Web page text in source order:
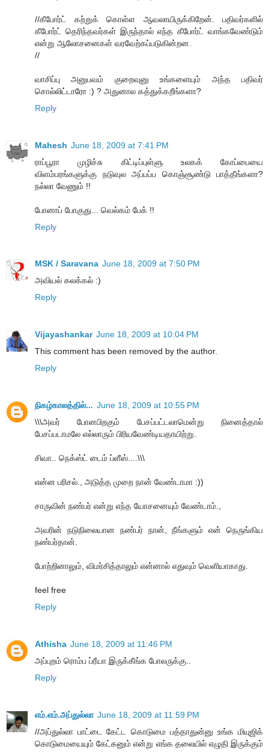
//கீபோர்ட் கற்றுக் கொள்ள ஆவலாயிருக்கிறேன். பதிவர்களில்
கீபோர்ட் தெரிந்தவர்கள் இருந்தால் எந்த கீபோர்ட் வாங்கவேண்டும்
என்று ஆலோசனைகள் வரவேற்கப்படுகின்றன.
//
வாசிப்பு அனுபவம் குறைவுனு உங்களையும் அந்த பதிவர்
சொல்லிட்டாரோ :) ? அதுனால கத்துக்கறீங்களா?
Reply
Mahesh June 18, 2009 at 7:41 PM
ராப்பூரா முழிச்சு கிட்டிப்புள்ளு உலகக் கோப்பையை
விளம்பரங்களுக்கு நடுவுல அப்பப்ப கொஞ்சூண்டு பாத்தீங்களா?
நல்லா வேணும் !!
போனாப் போகுது... வெல்கம் பேக் !!
Reply
MSK / Saravana June 18, 2009 at 7:50 PM
அவியல் கலக்கல் :)
Reply
Vijayashankar June 18, 2009 at 10:04 PM
This comment has been removed by the author.
Reply
நிகழ்காலத்தில்... June 18, 2009 at 10:55 PM
\\\அவர் போனபிறகும் பேசப்பட்டலாமென்று நினைத்தால்
பேசப்படாமலே எல்லாரும் பிரியவேண்டியதாயிற்று.
சிவா.. நெக்ஸ்ட் டைம் ப்ளீஸ்....\\\
என்ன பரிசல்., அடுத்த முறை நான் வேண்டாமா :))
சாருவின் நண்பர் என்று எந்த யோசனையும் வேண்டாம்.,
அவரின் நடுநிலையான நண்பர் நான், நீங்களும் என் நெருங்கிய
நண்பர்தான்.
போற்றினாலும், விமர்சித்தாலும் என்னால் எதுவும் வெளியாகாது.
feel free
Reply
Athisha June 18, 2009 at 11:46 PM
அப்புறம் ரொம்ப ப்ரீயா இருக்கீங்க போலருக்கு..
Reply
எம்.எம்.அப்துல்லா June 18, 2009 at 11:59 PM
//அப்துல்லா பாட்டை கேட்ட கொடுமை பத்தாதுன்னு உங்க மியுஜிக்
கொடுமையையும் கேட்கனும் என்று எங்க தலையில் எழுதி இருக்கும்